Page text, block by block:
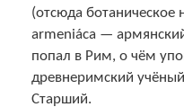
(отсюда ботаническое
armeniáca —
попал в Рим, о чём
древнеримский
Старший.